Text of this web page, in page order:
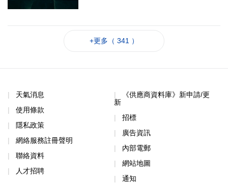
+更多（ 341 ）
天氣消息
使用條款
隱私政策
網絡服務註冊聲明
聯絡資料
人才招聘
《供應商資料庫》新申請/更
新
招標
廣告資訊
內部電郵
網站地圖
通知